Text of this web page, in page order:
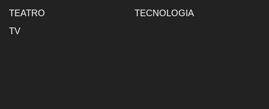
TEATRO
TECNOLOGIA
TV